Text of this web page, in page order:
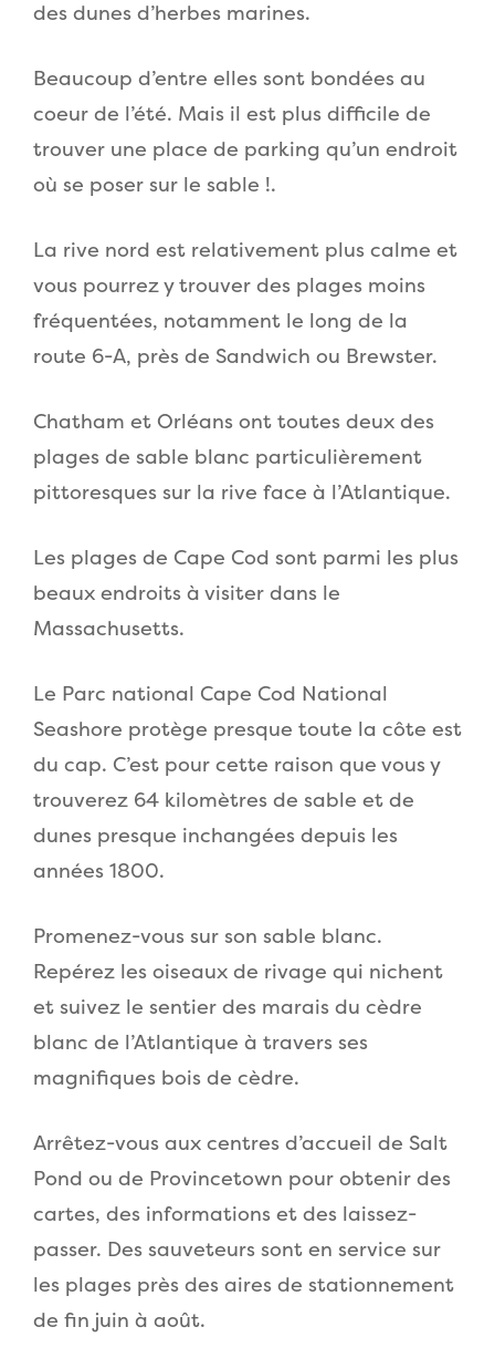
des dunes d’herbes marines.
Beaucoup d’entre elles sont bondées au
coeur de l’été. Mais il est plus difficile de
trouver une place de parking qu’un endroit
où se poser sur le sable !.
La rive nord est relativement plus calme et
vous pourrez y trouver des plages moins
fréquentées, notamment le long de la
route 6-A, près de Sandwich ou Brewster.
Chatham et Orléans ont toutes deux des
plages de sable blanc particulièrement
pittoresques sur la rive face à l’Atlantique.
Les plages de Cape Cod sont parmi les plus
beaux endroits à visiter dans le
Massachusetts.
Le Parc national Cape Cod National
Seashore protège presque toute la côte est
du cap. C’est pour cette raison que vous y
trouverez 64 kilomètres de sable et de
dunes presque inchangées depuis les
années 1800.
Promenez-vous sur son sable blanc.
Repérez les oiseaux de rivage qui nichent
et suivez le sentier des marais du cèdre
blanc de l’Atlantique à travers ses
magnifiques bois de cèdre.
Arrêtez-vous aux centres d’accueil de Salt
Pond ou de Provincetown pour obtenir des
cartes, des informations et des laissez-
passer. Des sauveteurs sont en service sur
les plages près des aires de stationnement
de fin juin à août.